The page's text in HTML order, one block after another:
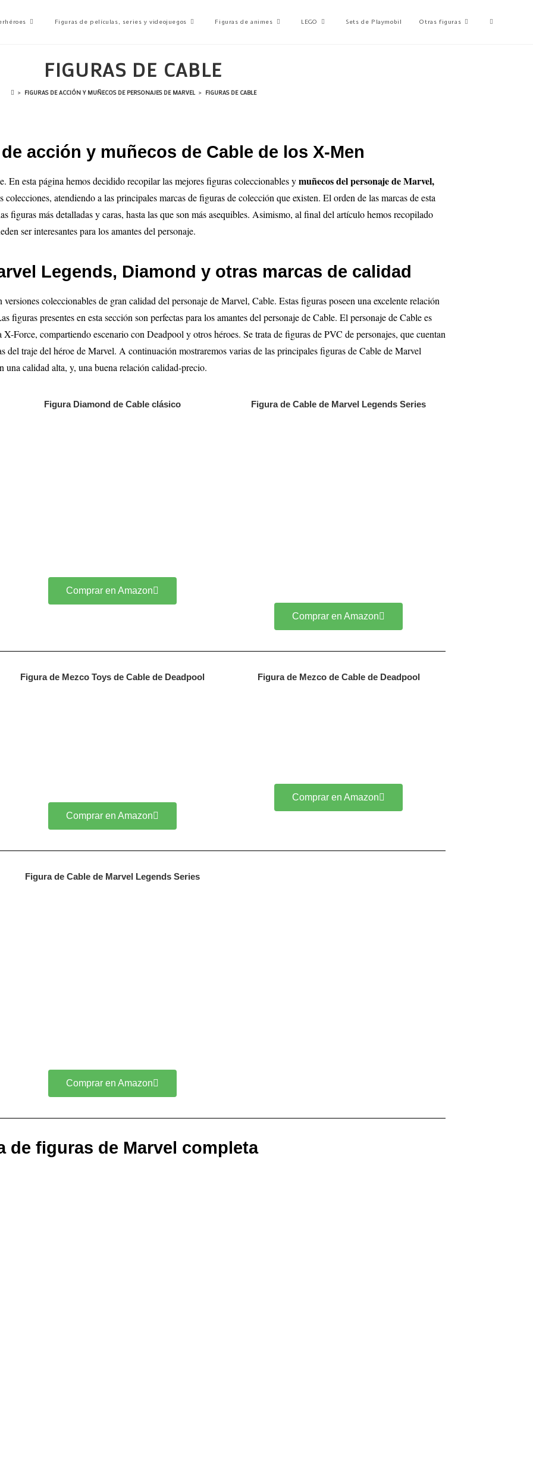
Figuras de películas, series y videojuegos Figuras de animes LEGO Sets de Playmobil Otras figuras
FIGURAS DE CABLE
> FIGURAS DE ACCIÓN Y MUÑECOS DE PERSONAJES DE MARVEL > FIGURAS DE CABLE
acción y muñecos de Cable de los X-Men
En esta página hemos decidido recopilar las mejores figuras coleccionables ymuñecos del personaje de Marvel,
atendiendo a las principales marcas de figuras de colección que existen. El orden de las marcas de esta
figuras más detalladas y caras, hasta las que son más asequibles. Asimismo, al final del artículo hemos recopilado
ser interesantes para los amantes del personaje.
Legends, Diamond y otras marcas de calidad
versiones coleccionables de gran calidad del personaje de Marvel, Cable. Estas figuras poseen una excelente relación
presentes en esta sección son perfectas para los amantes del personaje de Cable. El personaje de Cable es
Force, compartiendo escenario con Deadpool y otros héroes. Se trata de figuras de PVC de personajes, que cuentan
del traje del héroe de Marvel. A continuación mostraremos varias de las principales figuras de Cablede Marvel
calidad alta, y, una buena relación calidad-precio.
Figura Diamond de Cable clásico
Comprar en Amazon
Figura de Cable de Marvel Legends Series
Comprar en Amazon
Figura de Mezco Toys de Cable de Deadpool
Comprar en Amazon
Figura de Mezco de Cable de Deadpool
Comprar en Amazon
Figura de Cable de Marvel Legends Series
Comprar en Amazon
de figuras de Marvel completa